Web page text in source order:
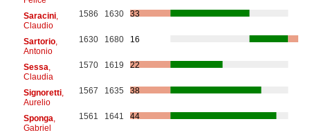
Saracini,
Claudio
1586 1630 33
Sartorio,
Antonio
1630 1680 16
Sessa
Claudia
1570 1619 22
Signoretti,
Aurelio
1567 1635 38
Sponga
Gabriel
1561 1641 44